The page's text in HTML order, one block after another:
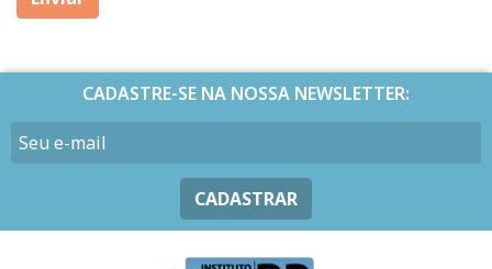
CADASTRE-SE NA NOSSA NEWSLETTER:
CADASTRAR